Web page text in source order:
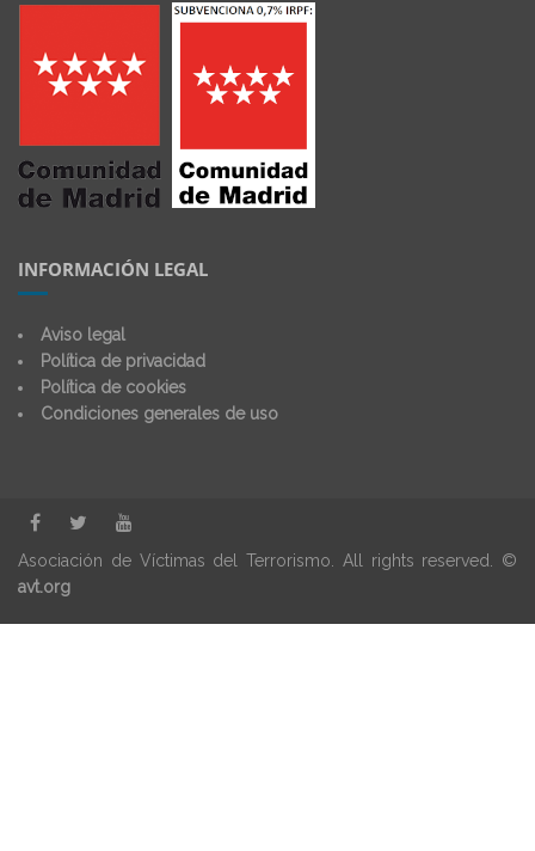
INFORMACIÓN LEGAL
Aviso legal
Política de privacidad
Política de cookies
Condiciones generales de uso
Asociación de Víctimas del Terrorismo. All rights reserved. ©
avt.org